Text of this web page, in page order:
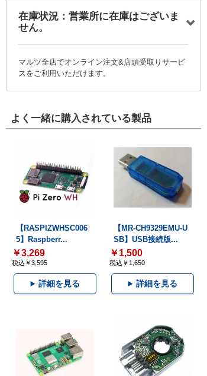
在庫状況：営業所に在庫はございま
せん。
マルツ全店でオンライン注文&店頭受取りサービ
スをご利用いただけます。
よく一緒に購入されている製品
【RASPIZWHSC006
5】Raspberr...
￥3,269
税込￥3,595
詳細を見る
【MR-CH9329EMU-U
SB】USB接続版...
￥1,500
税込￥1,650
詳細を見る